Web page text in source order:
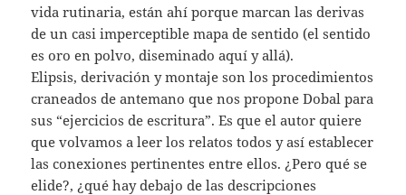
vida rutinaria, están ahí porque marcan las derivas
de un casi imperceptible mapa de sentido (el sentido
es oro en polvo, diseminado aquí y allá).
Elipsis, derivación y montaje son los procedimientos
craneados de antemano que nos propone Dobal para
sus “ejercicios de escritura”. Es que el autor quiere
que volvamos a leer los relatos todos y así establecer
las conexiones pertinentes entre ellos. ¿Pero qué se
elide?, ¿qué hay debajo de las descripciones